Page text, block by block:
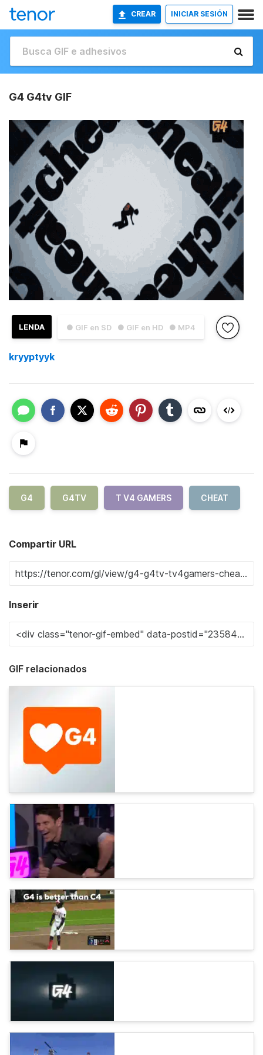
CREAR INICIAR SESIÓN
G4 G4tv GIF
● GIF en SD ● GIF en HD ● MP4
LENDA
kryyptyyk
G4 G4TV T V4 GAMERS CHEAT
Compartir URL
Inserir
GIF relacionados